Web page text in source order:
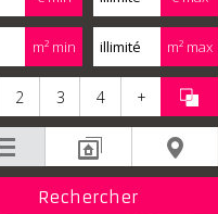
m² min m² max
2 3 4 +